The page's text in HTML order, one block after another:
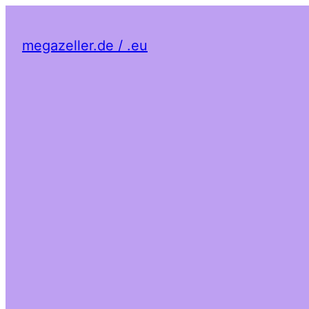
megazeller.de / .eu